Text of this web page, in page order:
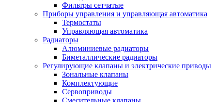
Фильтры сетчатые
Приборы управления и управляющая автоматика
Термостаты
Управляющая автоматика
Радиаторы
Алюминиевые радиаторы
Биметаллические радиаторы
Регулирующие клапаны и электрические приводы
Зональные клапаны
Комплектующие
Сервоприводы
Смесительные клапаны